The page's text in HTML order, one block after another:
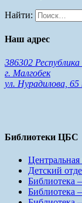
Найти:
Наш адрес
386302
г. Малгобек
ул. Нурадилова, 65
Библиотеки ЦБС
Центральная
Детский
Библиотека
Библиотека